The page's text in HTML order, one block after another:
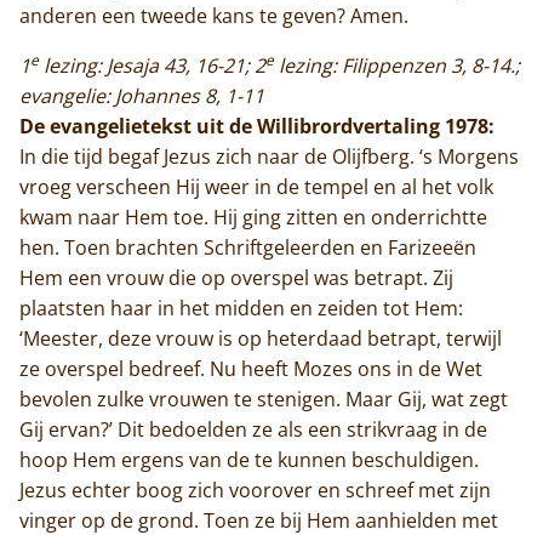
anderen een tweede kans te geven? Amen.
1elezing: Jesaja 43, 16-21; 2elezing: Filippenzen 3, 8-14.;
evangelie: Johannes 8, 1-11
De evangelietekst uit de Willibrordvertaling 1978:
In die tijd begaf Jezus zich naar de Olijfberg. ‘s Morgens
vroeg verscheen Hij weer in de tempel en al het volk
kwam naar Hem toe. Hij ging zitten en onderrichtte
hen. Toen brachten Schriftgeleerden en Farizeeën
Hem een vrouw die op overspel was betrapt. Zij
plaatsten haar in het midden en zeiden tot Hem:
‘Meester, deze vrouw is op heterdaad betrapt, terwijl
ze overspel bedreef. Nu heeft Mozes ons in de Wet
bevolen zulke vrouwen te stenigen. Maar Gij, wat zegt
Gij ervan?’ Dit bedoelden ze als een strikvraag in de
hoop Hem ergens van de te kunnen beschuldigen.
Jezus echter boog zich voorover en schreef met zijn
vinger op de grond. Toen ze bij Hem aanhielden met